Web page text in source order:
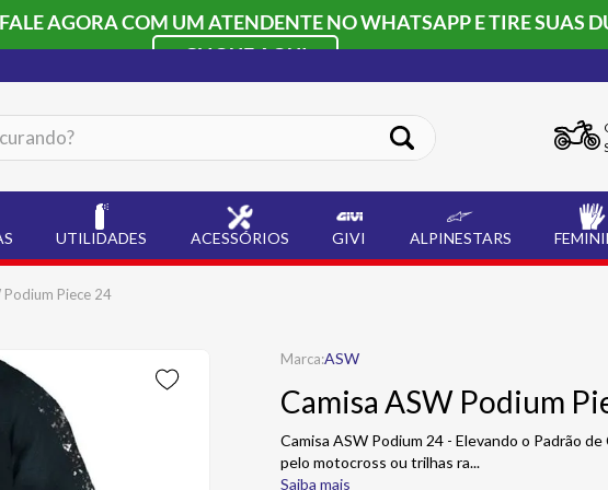
AGORA COM UM ATENDENTE NO WHATSAPP E TIRE SUAS
CLIQUE AQUI
UTILIDADES ACESSÓRIOS GIVI ALPINESTARS
Podium Piece 24
ASW
Camisa ASW Podium
Camisa ASW Podium 24 - Elevando o Padrão
pelo motocross ou trilhas ra...
Saiba mais